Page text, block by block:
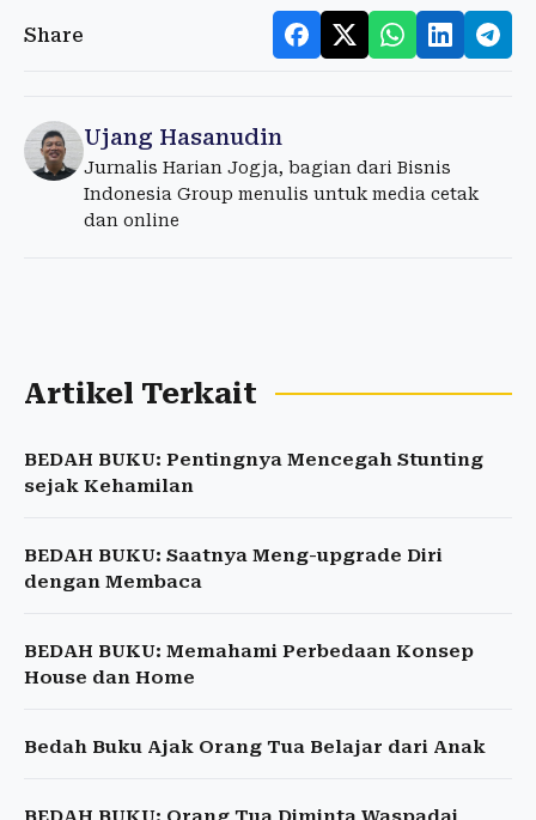
Share
Ujang Hasanudin
Jurnalis Harian Jogja, bagian dari Bisnis
Indonesia Group menulis untuk media cetak
dan online
Artikel Terkait
BEDAH BUKU: Pentingnya Mencegah Stunting
sejak Kehamilan
BEDAH BUKU: Saatnya Meng-upgrade Diri
dengan Membaca
BEDAH BUKU: Memahami Perbedaan Konsep
House dan Home
Bedah Buku Ajak Orang Tua Belajar dari Anak